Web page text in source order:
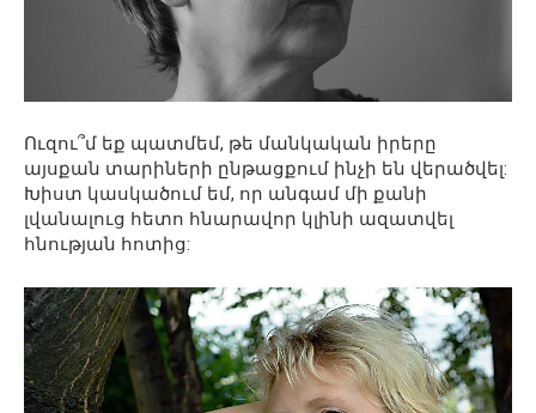
Ուզու՞մ եք պատմեմ, թե մանկական իրերը
այսքան տարիների ընթացքում ինչի են վերածվել:
Խիստ կասկածում եմ, որ անգամ մի քանի
լվանալուց հետո հնարավոր կլինի ազատվել
հնության հոտից: